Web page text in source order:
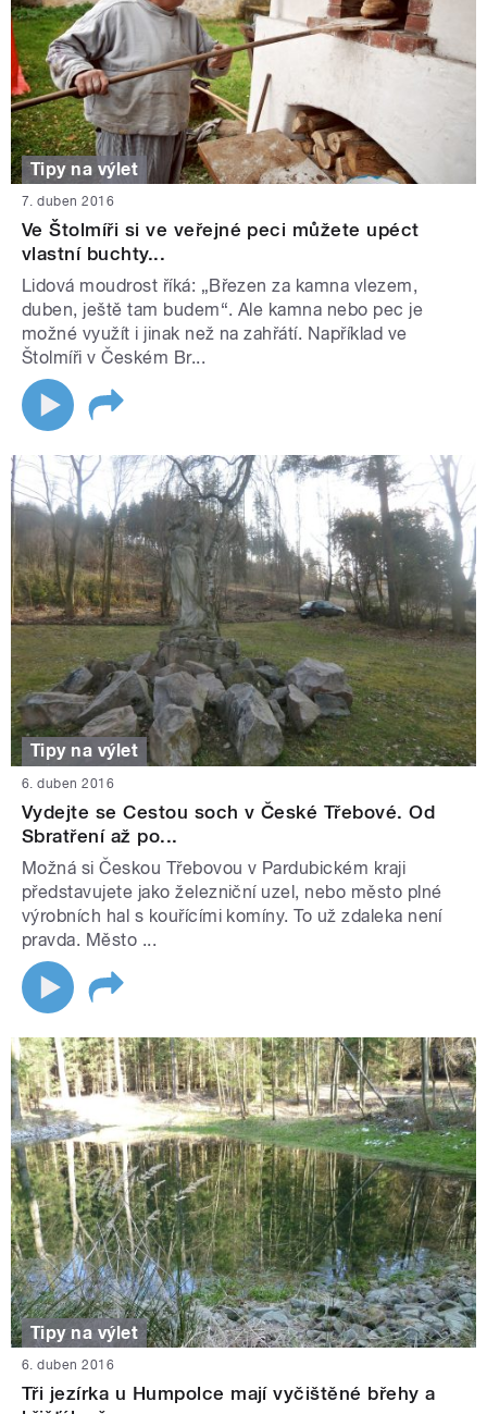
Tipy na výlet
7. duben 2016
Ve Štolmíři si ve veřejné peci můžete upéct
vlastní buchty...
Lidová moudrost říká: „Březen za kamna vlezem,
duben, ještě tam budem“. Ale kamna nebo pec je
možné využít i jinak než na zahřátí. Například ve
Štolmíři v Českém Br...
Tipy na výlet
6. duben 2016
Vydejte se Cestou soch v České Třebové. Od
Sbratření až po...
Možná si Českou Třebovou v Pardubickém kraji
představujete jako železniční uzel, nebo město plné
výrobních hal s kouřícími komíny. To už zdaleka není
pravda. Město ...
Tipy na výlet
6. duben 2016
Tři jezírka u Humpolce mají vyčištěné břehy a